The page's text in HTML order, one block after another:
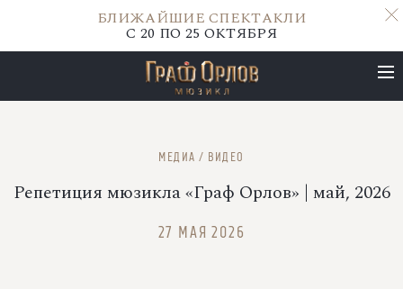
БЛИЖАЙШИЕ СПЕКТАКЛИ
С 20 ПО 25 ОКТЯБРЯ
БЛИЖАЙШИЕ СПЕКТАКЛИ
МЕДИА / ВИДЕО
Репетиция мюзикла «Граф Орлов» | май, 2026
27 МАЯ 2026